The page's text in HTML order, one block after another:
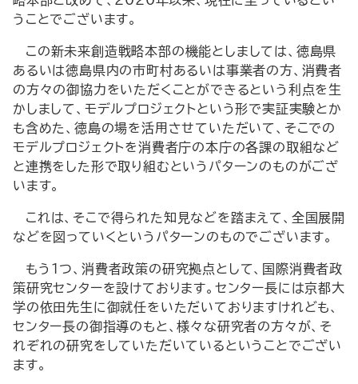
うことでございます。
この新未来創造戦略本部の機能としましては、徳島県
あるいは徳島県内の市町村あるいは事業者の方、消費者
の方々の御協力をいただくことができるという利点を生
かしまして、モデルプロジェクトという形で実証実験とか
も含めた、徳島の場を活用させていただいて、そこでの
モデルプロジェクトを消費者庁の本庁の各課の取組など
と連携をした形で取り組むというパターンのものがござ
います。
これは、そこで得られた知見などを踏まえて、全国展開
などを図っていくというパターンのものでございます。
もう1つ、消費者政策の研究拠点として、国際消費者政
策研究センターを設けております。センター長には京都大
学の依田先生に御就任をいただいておりますけれども、
センター長の御指導のもと、様々な研究者の方々が、そ
れぞれの研究をしていただいているということでござい
ます。